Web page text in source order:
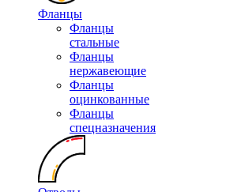
Фланцы
Фланцы
стальные
Фланцы
нержавеющие
Фланцы
оцинкованные
Фланцы
спецназначения